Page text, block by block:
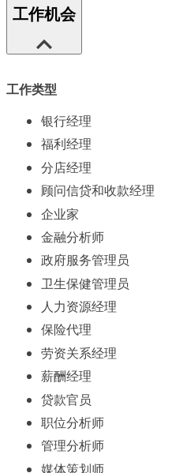
工作机会
工作类型
银行经理
福利经理
分店经理
顾问信贷和收款经理
企业家
金融分析师
政府服务管理员
卫生保健管理员
人力资源经理
保险代理
劳资关系经理
薪酬经理
贷款官员
职位分析师
管理分析师
媒体策划师